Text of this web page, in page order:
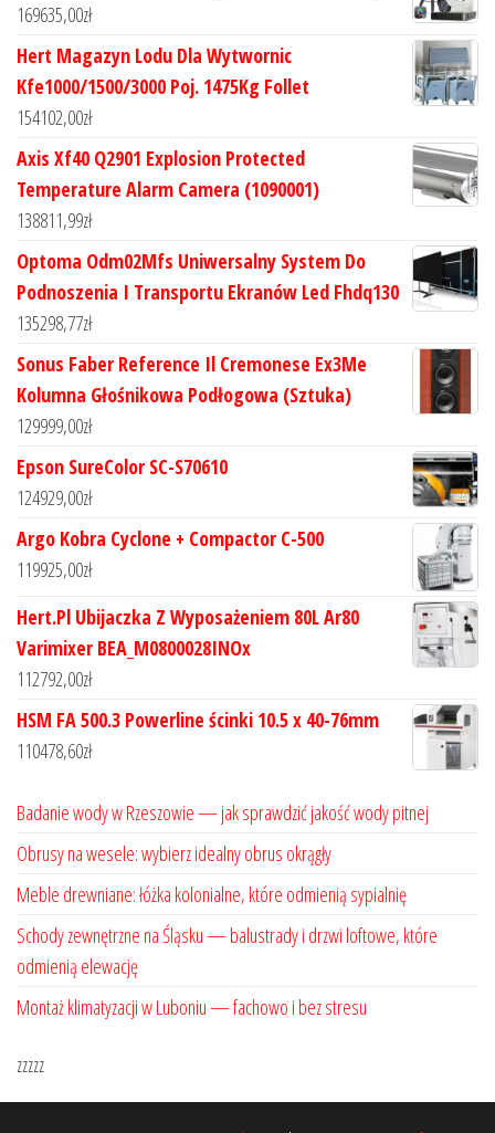
169635,00zł
Hert Magazyn Lodu Dla Wytwornic
Kfe1000/1500/3000 Poj. 1475Kg Follet
154102,00zł
Axis Xf40 Q2901 Explosion Protected
Temperature Alarm Camera (1090001)
138811,99zł
Optoma Odm02Mfs Uniwersalny System Do
Podnoszenia I Transportu Ekranów Led Fhdq130
135298,77zł
Sonus Faber Reference Il Cremonese Ex3Me
Kolumna Głośnikowa Podłogowa (Sztuka)
129999,00zł
Epson SureColor SC-S70610
124929,00zł
Argo Kobra Cyclone + Compactor C-500
119925,00zł
Hert.Pl Ubijaczka Z Wyposażeniem 80L Ar80
Varimixer BEA_M0800028INOx
112792,00zł
HSM FA 500.3 Powerline ścinki 10.5 x 40-76mm
110478,60zł
Badanie wody w Rzeszowie — jak sprawdzić jakość wody pitnej
Obrusy na wesele: wybierz idealny obrus okrągły
Meble drewniane: łóżka kolonialne, które odmienią sypialnię
Schody zewnętrzne na Śląsku — balustrady i drzwi loftowe, które
odmienią elewację
Montaż klimatyzacji w Luboniu — fachowo i bez stresu
zzzzz